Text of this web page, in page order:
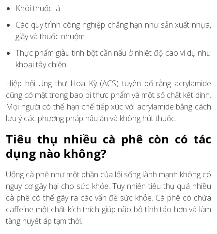
Khói thuốc lá
Các quy trình công nghiệp chẳng hạn như sản xuất nhựa,
giấy và thuốc nhuộm
Thực phẩm giàu tinh bột cần nấu ở nhiệt độ cao ví dụ như
khoai tây chiên.
Hiệp hội Ung thư Hoa Kỳ (ACS) tuyên bố rằng acrylamide
cũng có mặt trong bao bì thực phẩm và một số chất kết dính.
Mọi người có thể hạn chế tiếp xúc với acrylamide bằng cách
lưu ý các phương pháp nấu ăn và không hút thuốc.
Tiêu thụ nhiều cà phê còn có tác
dụng nào không?
Uống cà phê như một phần của lối sống lành mạnh không có
nguy cơ gây hại cho sức khỏe. Tuy nhiên tiêu thụ quá nhiều
cà phê có thể gây ra các vấn đề sức khỏe. Cà phê có chứa
caffeine một chất kích thích giúp não bộ tỉnh táo hơn và làm
tăng huyết áp tạm thời.